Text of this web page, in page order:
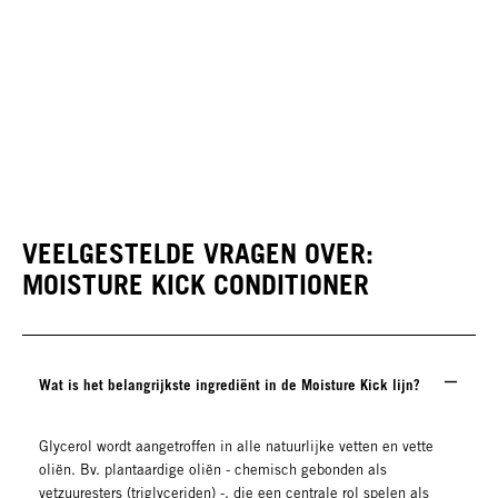
VEELGESTELDE VRAGEN OVER:
MOISTURE KICK CONDITIONER
Wat is het belangrijkste ingrediënt in de Moisture Kick lijn?
Glycerol wordt aangetroffen in alle natuurlijke vetten en vette
oliën. Bv. plantaardige oliën - chemisch gebonden als
vetzuuresters (triglyceriden) -, die een centrale rol spelen als